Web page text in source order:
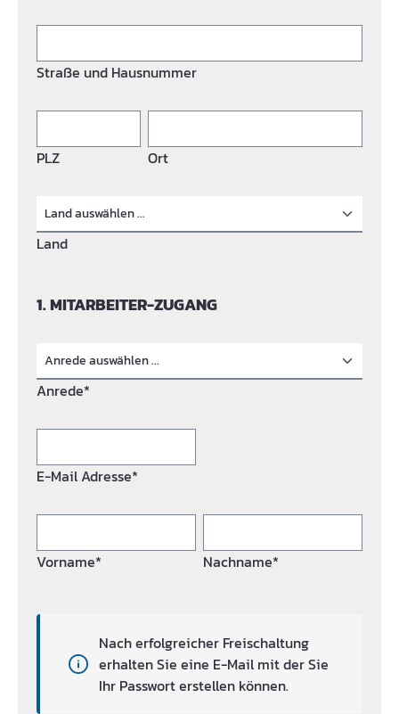
Straße und Hausnummer
PLZ Ort
Land
1. MITARBEITER-ZUGANG
Anrede*
E-Mail Adresse*
Vorname* Nachname*
Nach erfolgreicher Freischaltung
erhalten Sie eine E-Mail mit der Sie
Ihr Passwort erstellen können.